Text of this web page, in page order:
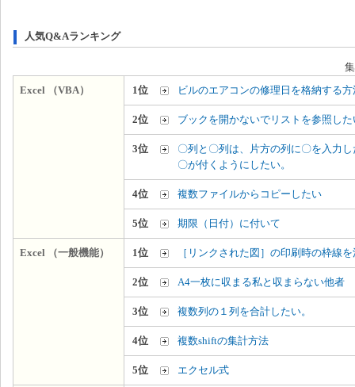
人気Q&Aランキング
Excel （VBA）
1位 ビルのエアコンの修理日を格納する方
2位 ブックを開かないでリストを参照した
3位
〇列と〇列は、片方の列に〇を入力
〇が付くようにしたい。
4位 複数ファイルからコピーしたい
5位 期限（日付）に付いて
Excel （一般機能） 1位 ［リンクされた図］の印刷時の枠線
2位 A4一枚に収まる私と収まらない他者
3位 複数列の１列を合計したい。
4位 複数shiftの集計方法
5位 エクセル式